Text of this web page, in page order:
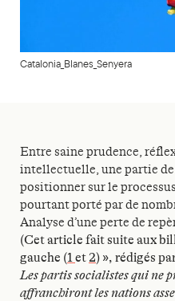
Catalonia_Blanes_Senyera
Entre saine prudence,
intellectuelle, une partie de
positionner sur le
pourtant porté par de
Analyse d’une perte de
(Cet article fait suite aux
gauche (1et 2) », rédigés
Les partis socialistes qui ne
affranchiront les nations